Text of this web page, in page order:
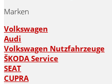
Marken
Volkswagen
Audi
Volkswagen Nutzfahrzeuge
ŠKODA Service
SEAT
CUPRA